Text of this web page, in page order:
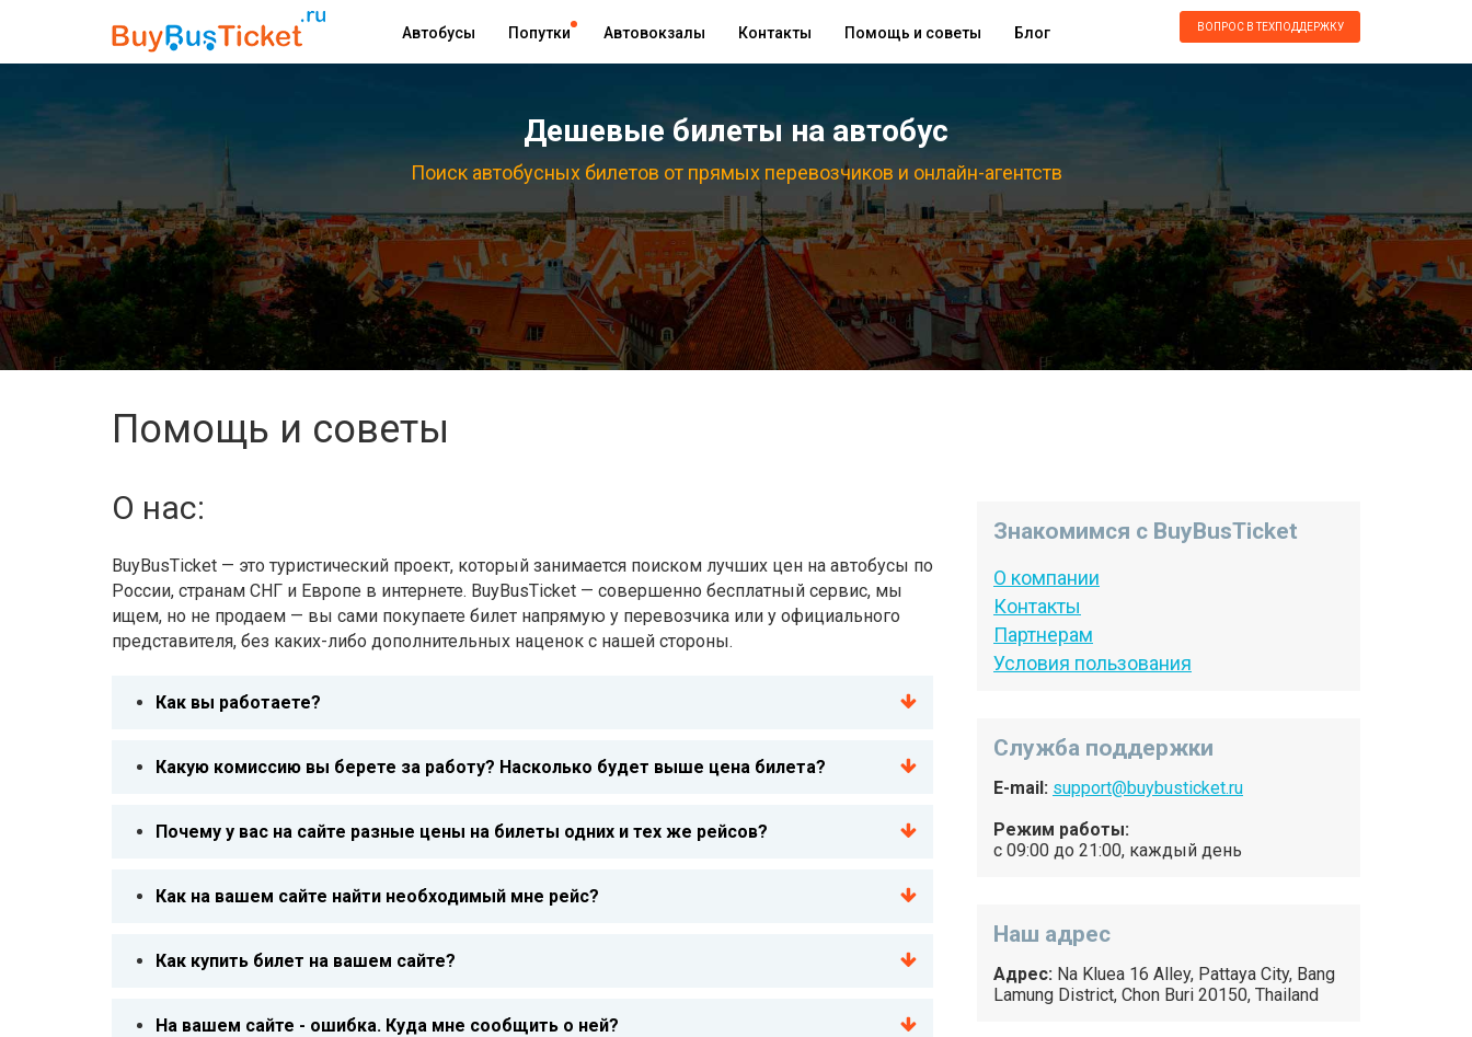
Автобусы Попутки Автовокзалы Контакты Помощь и советы Блог ВОПРОС В ТЕХПОДДЕРЖКУ
Дешевые билеты на автобус
Поиск автобусных билетов от прямых перевозчиков и онлайн-агентств
Помощь и советы
О нас:
BuyBusTicket — это туристический проект, который занимается поиском лучших цен на автобусы по
России, странам СНГ и Европе в интернете. BuyBusTicket — совершенно бесплатный сервис, мы
ищем, но не продаем — вы сами покупаете билет напрямую у перевозчика или у официального
представителя, без каких-либо дополнительных наценок с нашей стороны.
Как вы работаете?
Какую комиссию вы берете за работу? Насколько будет выше цена билета?
Почему у вас на сайте разные цены на билеты одних и тех же рейсов?
Как на вашем сайте найти необходимый мне рейс?
Как купить билет на вашем сайте?
На вашем сайте - ошибка. Куда мне сообщить о ней?
Знакомимся с BuyBusTicket
О компании
Контакты
Партнерам
Условия пользования
Служба поддержки
E-mail: support@buybusticket.ru
Режим работы:
с 09:00 до 21:00, каждый день
Наш адрес
Адрес: Na Kluea 16 Alley, Pattaya City, Bang
Lamung District, Chon Buri 20150, Thailand